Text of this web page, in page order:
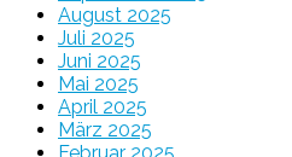
August 2025
Juli 2025
Juni 2025
Mai 2025
April 2025
März 2025